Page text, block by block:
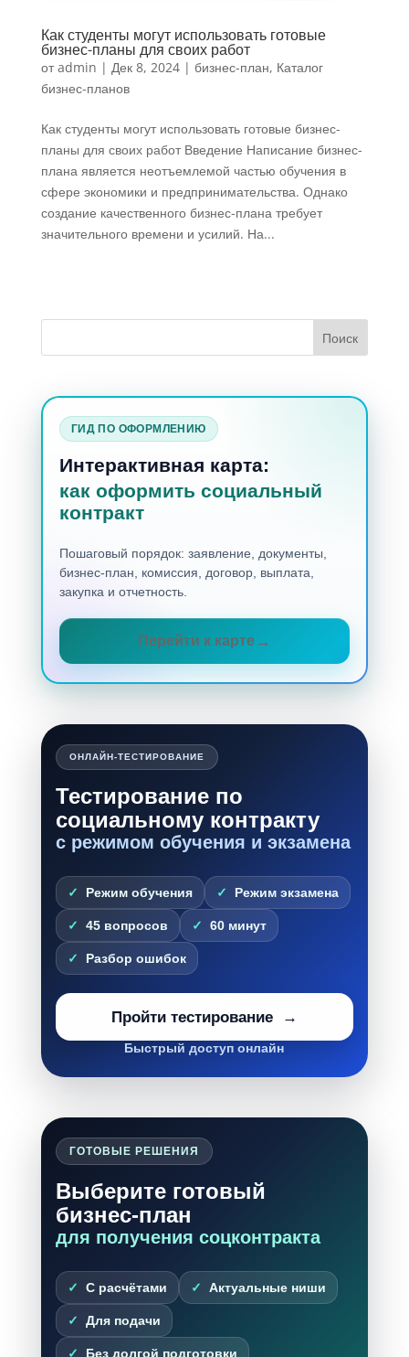
Как студенты могут использовать готовые
бизнес-планы для своих работ
отadmin | Дек 8, 2024| бизнес-план, Каталог
бизнес-планов
Как студенты могут использовать готовые бизнес-
планы для своих работ Введение Написание бизнес-
плана является неотъемлемой частью обучения в
сфере экономики и предпринимательства. Однако
создание качественного бизнес-плана требует
значительного времени и усилий. На...
ГИД ПО ОФОРМЛЕНИЮ
Интерактивная карта:
как оформить социальный
контракт
Пошаговый порядок: заявление, документы,
бизнес-план, комиссия, договор, выплата,
закупка и отчетность.
Перейти к карте
ОНЛАЙН-ТЕСТИРОВАНИЕ
Тестирование по
социальному контракту
с режимом обучения и экзамена
Режим обучения Режим экзамена
45 вопросов 60 минут
Разбор ошибок
Пройти тестирование
Быстрый доступ онлайн
ГОТОВЫЕ РЕШЕНИЯ
Выберите готовый
бизнес-план
для получения соцконтракта
С расчётами Актуальные ниши
Для подачи
Без долгой подготовки